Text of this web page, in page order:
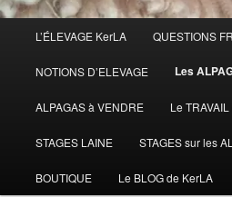
principal
L’ÉLEVAGE KerLA QUESTIONS
NOTIONS D’ELEVAGE Les
ALPAGAS à VENDRE Le
STAGES LAINE STAGES sur les
BOUTIQUE Le BLOG de KerLA